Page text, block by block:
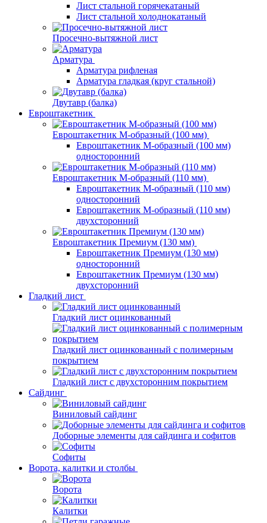
Лист стальной горячекатаный
Лист стальной холоднокатаный
Просечно-вытяжной лист
Арматура
Арматура рифленая
Арматура гладкая (круг стальной)
Двутавр (балка)
Евроштакетник
Евроштакетник М-образный (100 мм)
Евроштакетник М-образный (100 мм)
односторонний
Евроштакетник М-образный (110 мм)
Евроштакетник М-образный (110 мм)
односторонний
Евроштакетник М-образный (110 мм)
двухсторонний
Евроштакетник Премиум (130 мм)
Евроштакетник Премиум (130 мм)
односторонний
Евроштакетник Премиум (130 мм)
двухсторонний
Гладкий лист
Гладкий лист оцинкованный
Гладкий лист оцинкованный с полимерным
покрытием
Гладкий лист с двухсторонним покрытием
Сайдинг
Виниловый сайдинг
Доборные элементы для сайдинга и софитов
Софиты
Ворота, калитки и столбы
Ворота
Калитки